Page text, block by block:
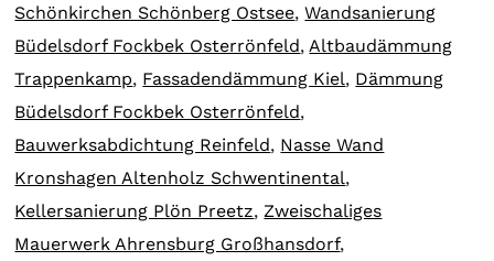
Schönkirchen Schönberg Ostsee,Wandsanierung
Büdelsdorf Fockbek Osterrönfeld, Altbaudämmung
Trappenkamp, Fassadendämmung Kiel, Dämmung
Büdelsdorf Fockbek Osterrönfeld,
Bauwerksabdichtung Reinfeld, Nasse Wand
Kronshagen Altenholz Schwentinental,
Kellersanierung Plön Preetz, Zweischaliges
Mauerwerk Ahrensburg Großhansdorf,